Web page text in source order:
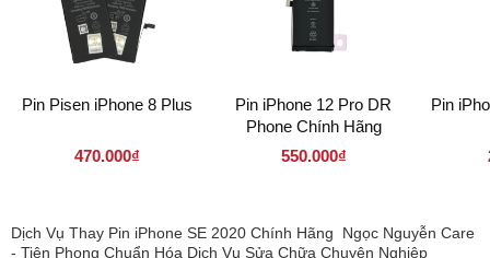
Pin Pisen iPhone 8 Plus
470.000₫
Pin iPhone 12 Pro DR
Phone Chính Hãng
550.000₫
Pin
Dịch Vụ Thay Pin iPhone SE 2020 Chính Hãng Ngọc Nguyễn Care
- Tiên Phong Chuẩn Hóa Dịch Vụ Sửa Chữa Chuyên Nghiệp